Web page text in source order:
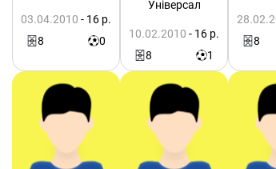
03.04.2010 - 16 р.
8
0
Універсал
10.02.2010 - 16 р.
8
1
8